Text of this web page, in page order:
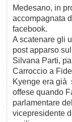
Medesano, in
accompagnata
facebook.
A scatenare gli
post apparso
Silvana Parti,
Carroccio a
Kyenge era già
offese quando
parlamentare
vicepresidente